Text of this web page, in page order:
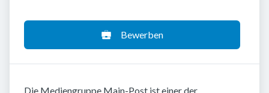
Bewerben
Die Mediengruppe Main-Post ist einer der